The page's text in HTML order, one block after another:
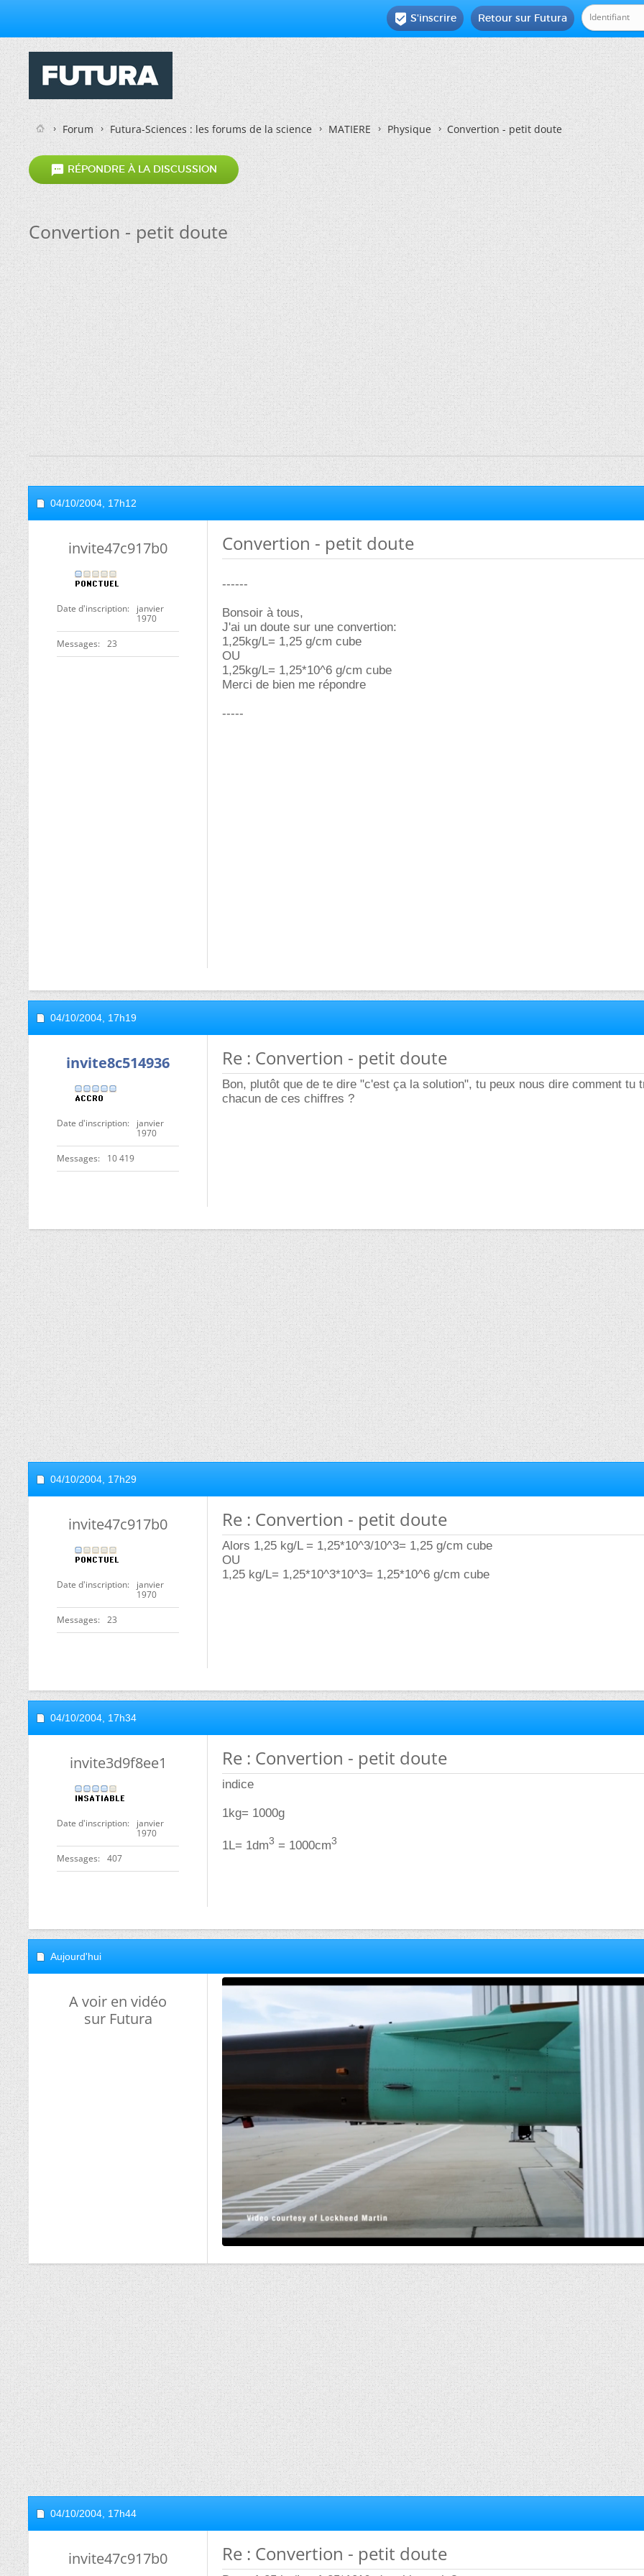
Retour sur Futura
 S'inscrire
Forum Futura-Sciences : les forums de la science MATIERE Physique Convertion - petit doute
 RÉPONDRE À LA DISCUSSION
Convertion - petit doute
04/10/2004, 17h12
invite47c917b0
Date d'inscription
janvier
1970
Messages 23
Convertion - petit doute
------
Bonsoir à tous,
J'ai un doute sur une convertion:
1,25kg/L= 1,25 g/cm cube
OU
1,25kg/L= 1,25*10^6 g/cm cube
Merci de bien me répondre
-----
04/10/2004, 17h19
invite8c514936
Date d'inscription
janvier
1970
Messages 10 419
Re : Convertion - petit doute
Bon, plutôt que de te dire "c'est ça la solution", tu peux nous dire comment tu
chacun de ces chiffres ?
04/10/2004, 17h29
invite47c917b0
Date d'inscription
janvier
1970
Messages 23
Re : Convertion - petit doute
Alors 1,25 kg/L = 1,25*10^3/10^3= 1,25 g/cm cube
OU
1,25 kg/L= 1,25*10^3*10^3= 1,25*10^6 g/cm cube
04/10/2004, 17h34
invite3d9f8ee1
Date d'inscription
janvier
1970
Messages 407
Re : Convertion - petit doute
indice
1kg= 1000g
1L= 1dm3 = 1000cm3
Aujourd'hui
A voir en vidéo
sur Futura
04/10/2004, 17h44
invite47c917b0 Re : Convertion - petit doute